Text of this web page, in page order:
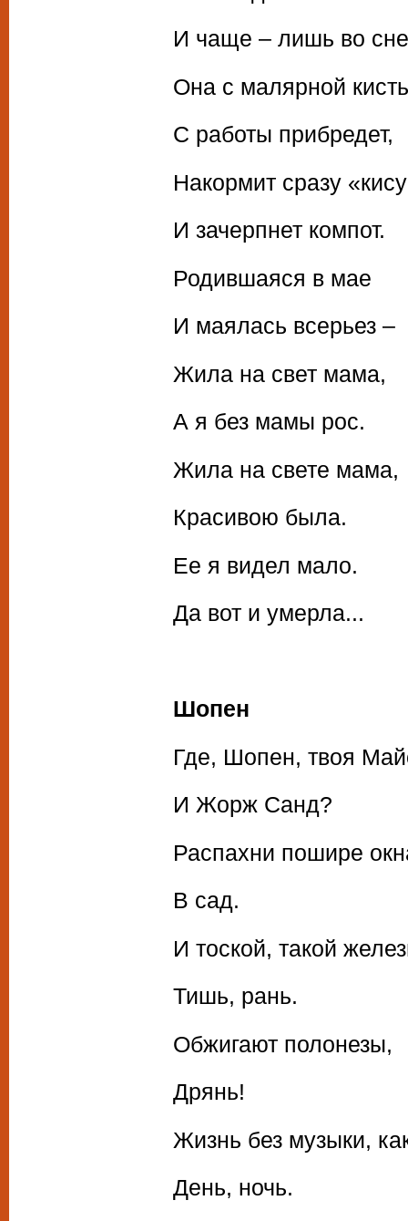
И чаще – лишь во
Она с малярной
С работы прибредет,
Накормит сразу
И зачерпнет компот.
Родившаяся в мае
И маялась всерьез –
Жила на свет мама,
А я без мамы рос.
Жила на свете мама,
Красивою была.
Ее я видел мало.
Да вот и умерла...
Шопен
Где, Шопен, твоя
И Жорж Санд?
Распахни пошире
В сад.
И тоской, такой
Тишь, рань.
Обжигают полонезы,
Дрянь!
Жизнь без музыки,
День, ночь.